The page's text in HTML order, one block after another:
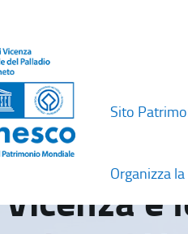
Sito
Organizza
e